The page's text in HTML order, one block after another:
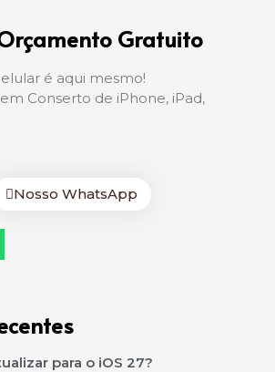
Gratuito
é aqui mesmo!
Conserto de iPhone, iPad,
Nosso WhatsApp
para o iOS 27?